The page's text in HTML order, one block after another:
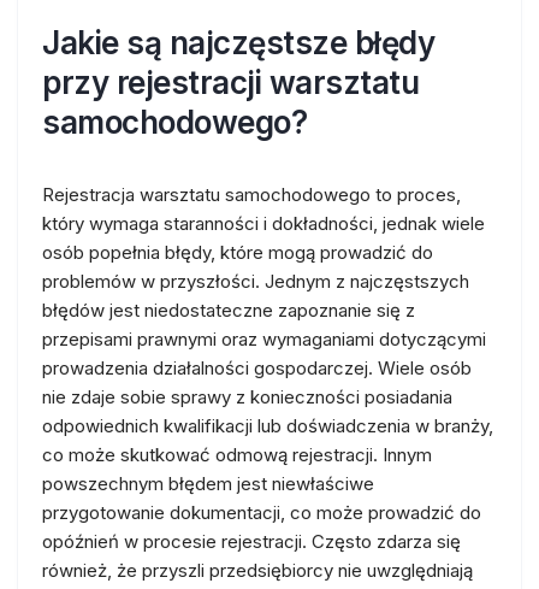
Jakie są najczęstsze błędy
przy rejestracji warsztatu
samochodowego?
Rejestracja warsztatu samochodowego to proces,
który wymaga staranności i dokładności, jednak wiele
osób popełnia błędy, które mogą prowadzić do
problemów w przyszłości. Jednym z najczęstszych
błędów jest niedostateczne zapoznanie się z
przepisami prawnymi oraz wymaganiami dotyczącymi
prowadzenia działalności gospodarczej. Wiele osób
nie zdaje sobie sprawy z konieczności posiadania
odpowiednich kwalifikacji lub doświadczenia w branży,
co może skutkować odmową rejestracji. Innym
powszechnym błędem jest niewłaściwe
przygotowanie dokumentacji, co może prowadzić do
opóźnień w procesie rejestracji. Często zdarza się
również, że przyszli przedsiębiorcy nie uwzględniają